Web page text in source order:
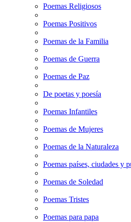
Poemas Religiosos
Poemas Positivos
Poemas de la Familia
Poemas de Guerra
Poemas de Paz
De poetas y poesía
Poemas Infantiles
Poemas de Mujeres
Poemas de la Naturaleza
Poemas países, ciudades y
Poemas de Soledad
Poemas Tristes
Poemas para papa